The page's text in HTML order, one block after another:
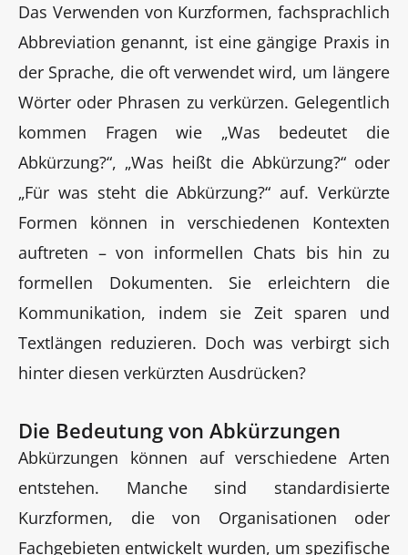
Das Verwenden von Kurzformen, fachsprachlich
Abbreviation genannt, ist eine gängige Praxis in
der Sprache, die oft verwendet wird, um längere
Wörter oder Phrasen zu verkürzen. Gelegentlich
kommen Fragen wie „Was bedeutet die
Abkürzung?“, „Was heißt die Abkürzung?“ oder
„Für was steht die Abkürzung?“ auf. Verkürzte
Formen können in verschiedenen Kontexten
auftreten – von informellen Chats bis hin zu
formellen Dokumenten. Sie erleichtern die
Kommunikation, indem sie Zeit sparen und
Textlängen reduzieren. Doch was verbirgt sich
hinter diesen verkürzten Ausdrücken?
Die Bedeutung von Abkürzungen
Abkürzungen können auf verschiedene Arten
entstehen. Manche sind standardisierte
Kurzformen, die von Organisationen oder
Fachgebieten entwickelt wurden, um spezifische